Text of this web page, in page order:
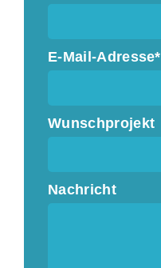
E-Mail-Adresse*
Wunschprojekt
Nachricht